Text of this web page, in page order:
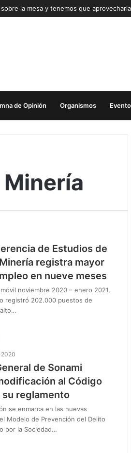
la mesa y tenemos que
de Opinión Organismos
de Estudios de
registra mayor
en nueve meses
noviembre 2020 – enero 2021,
registró 202.000 puestos de
2020
de Sonami
al Código
su reglamento
se enmarca en las nuevas
Modelo de Prevención del Delito
por la Sociedad…